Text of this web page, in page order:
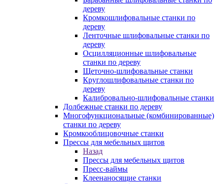
дереву
Кромкошлифовальные станки по
дереву
Ленточные шлифовальные станки по
дереву
Осцилляционные шлифовальные
станки по дереву
Щеточно-шлифовальные станки
Круглошлифовальные станки по
дереву
Калибровально-шлифовальные станки
Долбежные станки по дереву
Многофункциональные (комбинированные)
станки по дереву
Кромкооблицовочные станки
Прессы для мебельных щитов
Назад
Прессы для мебельных щитов
Пресс-ваймы
Клеенаносящие станки